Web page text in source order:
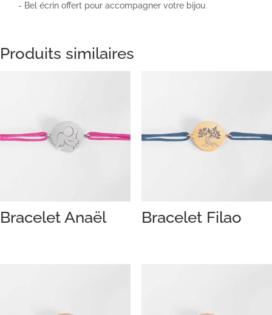
- Bel écrin offert pour accompagner votre bijou
Produits similaires
Bracelet Anaël Bracelet Filao